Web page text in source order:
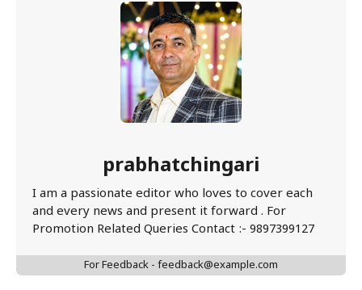
prabhatchingari
I am a passionate editor who loves to cover each
and every news and present it forward . For
Promotion Related Queries Contact :- 9897399127
For Feedback - feedback@example.com